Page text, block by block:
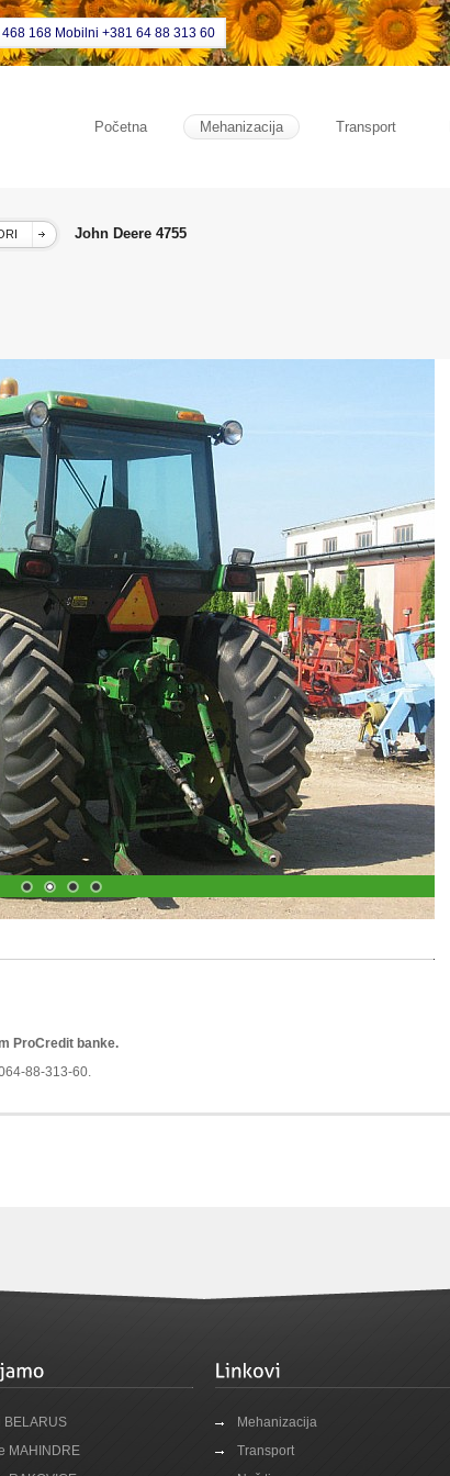
168 Mobilni +381 64 88 313 60
Početna Mehanizacija Transport
John Deere 4755
ProCredit banke.
88-313-60.
BELARUS
MAHINDRE
Mehanizacija
Transport